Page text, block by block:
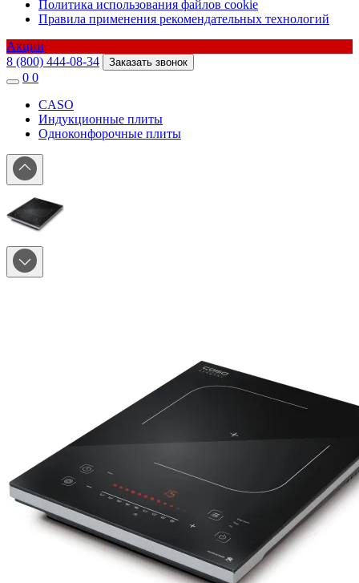
Политика использования файлов cookie
Правила применения рекомендательных технологий
Акции
8 (800) 444-08-34
Заказать звонок
0 0
CASO
Индукционные плиты
Одноконфорочные плиты